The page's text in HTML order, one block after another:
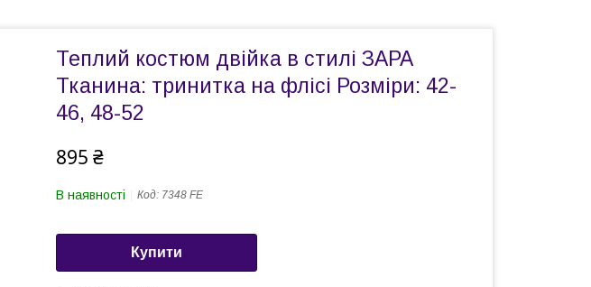
Теплий костюм двійка в стилі ЗАРА
Тканина: тринитка на флісі Розміри: 42-
46, 48-52
895 ₴
В наявності Код: 7348 FE
Купити